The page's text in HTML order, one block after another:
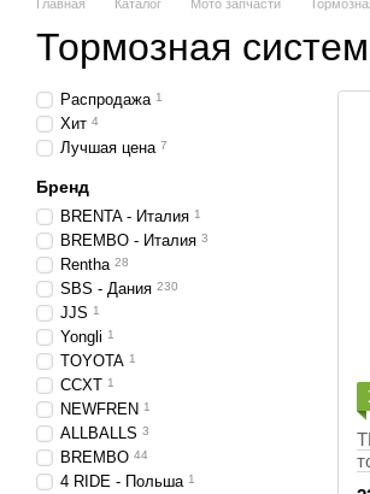
Главная Каталог Мото запчасти
Тормозная
Распродажа 1
Хит 4
Лучшая цена 7
Бренд
BRENTA - Италия 1
BREMBO - Италия 3
Rentha 28
SBS - Дания 230
JJS 1
Yongli 1
TOYOTA 1
CCXT 1
NEWFREN 1
ALLBALLS 3
BREMBO 44
4 RIDE - Польша 1